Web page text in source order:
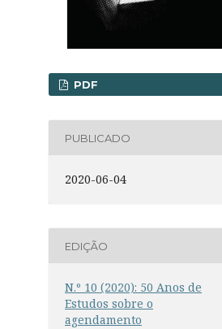
PDF
PUBLICADO
2020-06-04
EDIÇÃO
N.º 10 (2020): 50 Anos de
Estudos sobre o
agendamento